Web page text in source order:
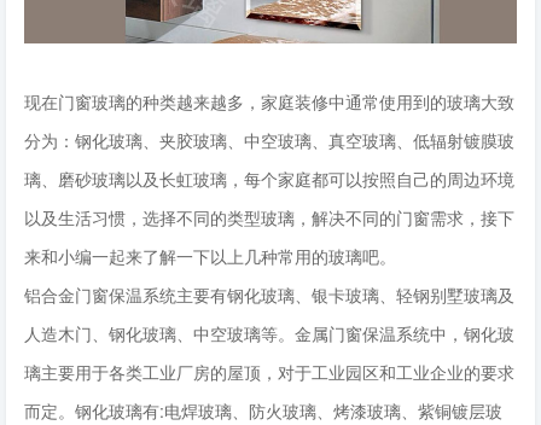
现在门窗玻璃的种类越来越多，家庭装修中通常使用到的玻璃大致
分为：钢化玻璃、夹胶玻璃、中空玻璃、真空玻璃、低辐射镀膜玻
璃、磨砂玻璃以及长虹玻璃，每个家庭都可以按照自己的周边环境
以及生活习惯，选择不同的类型玻璃，解决不同的门窗需求，接下
来和小编一起来了解一下以上几种常用的玻璃吧。
铝合金门窗保温系统主要有钢化玻璃、银卡玻璃、轻钢别墅玻璃及
人造木门、钢化玻璃、中空玻璃等。金属门窗保温系统中，钢化玻
璃主要用于各类工业厂房的屋顶，对于工业园区和工业企业的要求
而定。钢化玻璃有:电焊玻璃、防火玻璃、烤漆玻璃、紫铜镀层玻